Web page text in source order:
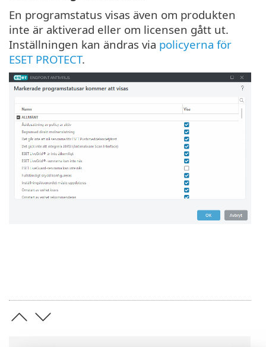
En programstatus visas även om produkten
inte är aktiverad eller om licensen gått ut.
Inställningen kan ändras via policyerna för
ESET PROTECT.